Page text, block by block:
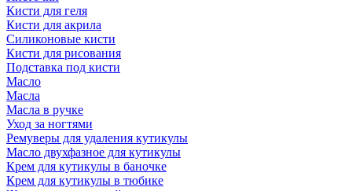
Кисти для геля
Кисти для акрила
Силиконовые кисти
Кисти для рисования
Подставка под кисти
Масло
Масла
Масла в ручке
Уход за ногтями
Ремуверы для удаления кутикулы
Масло двухфазное для кутикулы
Крем для кутикулы в баночке
Крем для кутикулы в тюбике